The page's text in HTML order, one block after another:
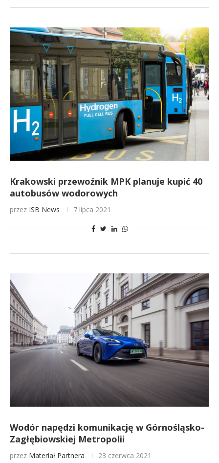
Krakowski przewoźnik MPK planuje kupić 40
autobusów wodorowych
przez ISB News 7 lipca 2021
Wodór napędzi komunikację w Górnośląsko-
Zagłębiowskiej Metropolii
przez Materiał Partnera 23 czerwca 2021